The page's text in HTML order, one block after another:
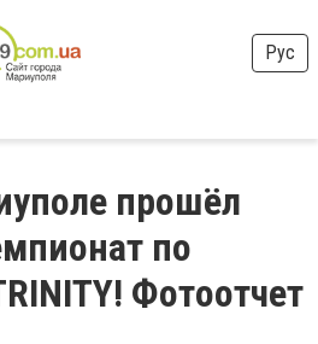
Рус
прошёл
по
Фотоотчет